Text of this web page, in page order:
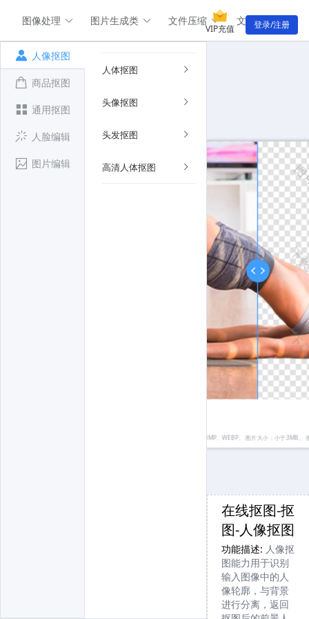
图像处理 图片生成类 文件压缩 文件转换类
VIP充值 登录/注册
人像抠图
商品抠图
通用抠图
人脸编辑
图片编辑
人体抠图
头像抠图
头发抠图
高清人体抠图
图片压缩 图片压缩
图片压缩
下
下载无水印 下
图片格式：JPEG、JPG、PNG（不支持8位、16位、64位PNG）、BMP、WEBP。 图片大小：小于3MB
如果图片分辨
率太大，请使
用 【通用抠
图】 --> 【通用
高清抠图】
在线抠图-抠
图-人像抠图
功能描述: 人像抠
图能力用于识别
输入图像中的人
像轮廓，与背景
进行分离，返回